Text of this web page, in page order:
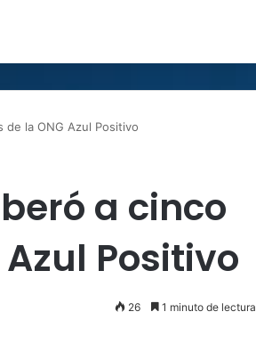
la ONG Azul Positivo
a cinco
Positivo
26 1 minuto de lectura